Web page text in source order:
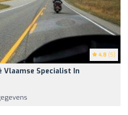
4.8 (5)
Vlaamse Specialist In